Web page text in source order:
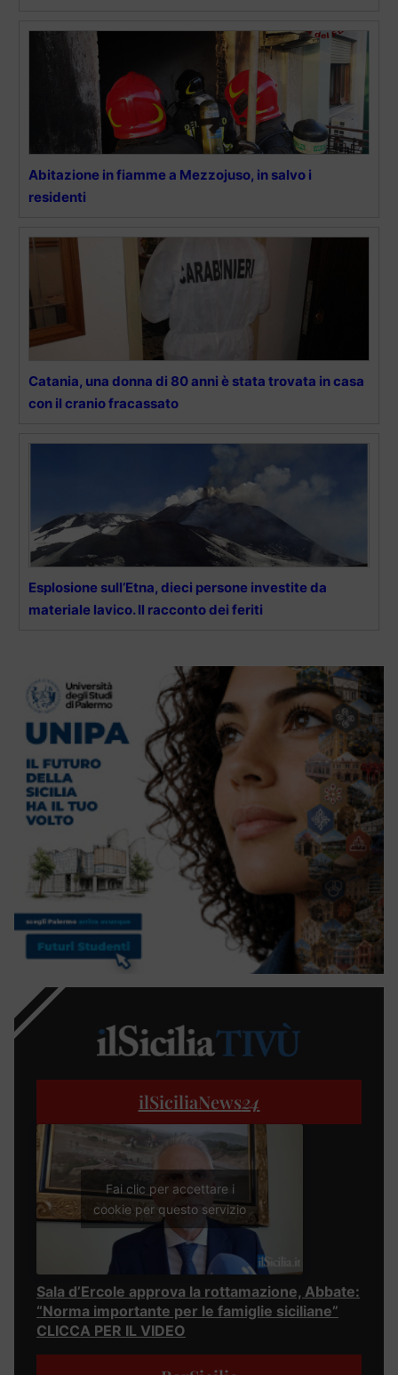
Abitazione in fiamme a Mezzojuso, in salvo i
residenti
Catania, una donna di 80 anni è stata trovata in casa
con il cranio fracassato
Esplosione sull’Etna, dieci persone investite da
materiale lavico. Il racconto dei feriti
ilSiciliaNews24
Fai clic per accettare i
cookie per questo servizio
Sala d’Ercole approva la rottamazione, Abbate:
“Norma importante per le famiglie siciliane”
CLICCA PER IL VIDEO